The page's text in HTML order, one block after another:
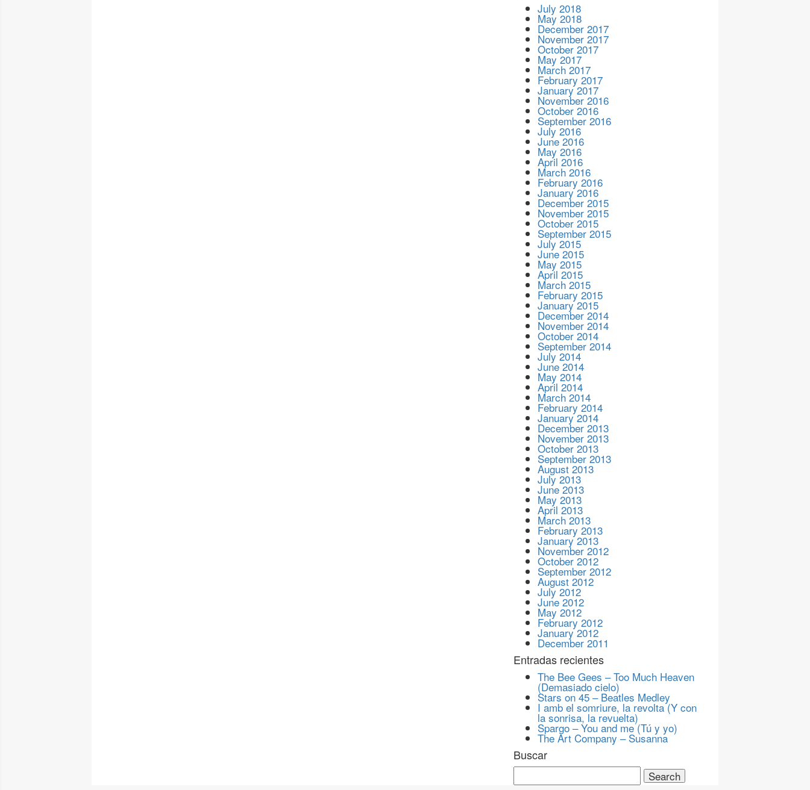
July 2018
May 2018
December 2017
November 2017
October 2017
May 2017
March 2017
February 2017
January 2017
November 2016
October 2016
September 2016
July 2016
June 2016
May 2016
April 2016
March 2016
February 2016
January 2016
December 2015
November 2015
October 2015
September 2015
July 2015
June 2015
May 2015
April 2015
March 2015
February 2015
January 2015
December 2014
November 2014
October 2014
September 2014
July 2014
June 2014
May 2014
April 2014
March 2014
February 2014
January 2014
December 2013
November 2013
October 2013
September 2013
August 2013
July 2013
June 2013
May 2013
April 2013
March 2013
February 2013
January 2013
November 2012
October 2012
September 2012
August 2012
July 2012
June 2012
May 2012
February 2012
January 2012
December 2011
Entradas recientes
The Bee Gees – Too Much Heaven
(Demasiado cielo)
Stars on 45 – Beatles Medley
I amb el somriure, la revolta (Y con
la sonrisa, la revuelta)
Spargo – You and me (Tú y yo)
The Art Company – Susanna
Buscar
Search
for: